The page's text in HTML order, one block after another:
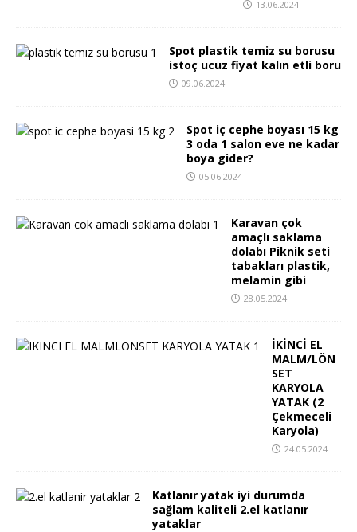
13.06.2024
Spot plastik temiz su borusu
istoç ucuz fiyat kalın etli boru
09.06.2024
Spot iç cephe boyası 15 kg
3 oda 1 salon eve ne kadar
boya gider?
05.06.2024
Karavan çok
amaçlı saklama
dolabı Piknik seti
tabakları plastik,
melamin gibi
28.05.2024
İKİNCİ EL
MALM/LÖN
SET
KARYOLA
YATAK (2
Çekmeceli
Karyola)
24.05.2024
Katlanır yatak iyi durumda
sağlam kaliteli 2.el katlanır
yataklar